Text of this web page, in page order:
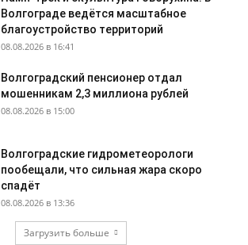
Волгограде ведётся масштабное
благоустройство территорий
08.08.2026 в 16:41
Волгоградский пенсионер отдал
мошенникам 2,3 миллиона рублей
08.08.2026 в 15:00
Волгоградские гидрометеорологи
пообещали, что сильная жара скоро
спадёт
08.08.2026 в 13:36
Загрузить больше